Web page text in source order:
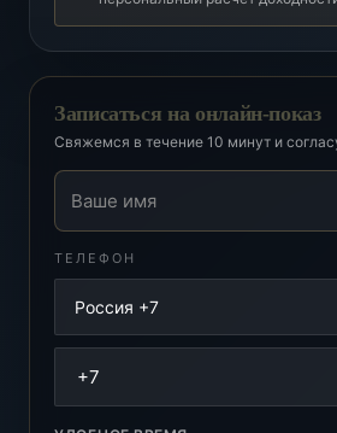
Записаться на онлайн-показ
Свяжемся в течение 10 минут и
Ваше имя
ТЕЛЕФОН